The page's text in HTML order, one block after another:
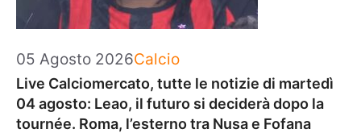
05 Agosto 2026Categorie
Calcio
Live Calciomercato, tutte le notizie di martedì
04 agosto: Leao, il futuro si deciderà dopo la
tournée. Roma, l’esterno tra Nusa e Fofana